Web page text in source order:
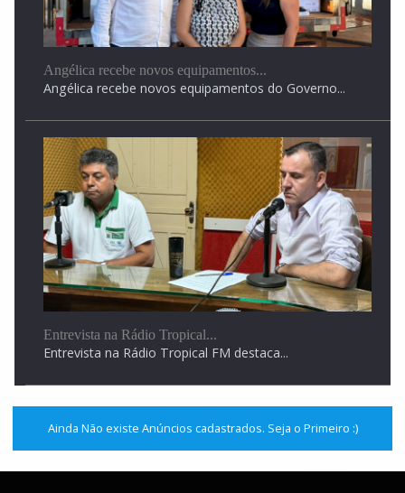
Angélica recebe novos equipamentos...
Angélica recebe novos equipamentos do Governo...
Entrevista na Rádio Tropical...
Entrevista na Rádio Tropical FM destaca...
Ainda Não existe Anúncios cadastrados. Seja o Primeiro :)